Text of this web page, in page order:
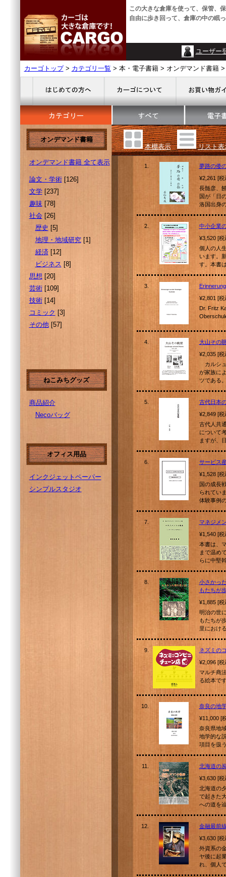
この大きな倉庫を使って、保管、
自由に歩き回って、倉庫の中の眠
ユーザー
カーゴトップ> カテゴリ一覧 > 本・電子書籍 > オンデマンド書籍
オンデマンド書籍
オンデマンド書籍 全て表示
論文・学術[126]
文学[237]
趣味[78]
社会[26]
歴史 [5]
地理・地域研究[1]
経済[12]
ビジネス [8]
思想 [20]
芸術[109]
技術[14]
コミック [3]
その他[57]
ねこみちグッズ
商品紹介
Necoバッグ
オフィス用品
インクジェットペーパー
シンプルスタジオ
本棚表示 リスト表
1.
夢路の倭
¥2,261 [
長髄彦、
国が「日
洛国出身
2.
中小企業
¥3,520 [
個人の人
います。
す。本書
3.
¥2,801 [
Dr. Fritz
4.
大山その
¥2,035 [
カルシュ
が家族に
ツである
5.
古代日本
¥2,849 [
古代人共
について
ますが、
6.
サービス
¥1,528 [
国の成長
られてい
体験事例
7.
マネジメ
¥1,540 [
本書は、
まで温め
らに中堅
8.
小さかっ
もたちが
¥1,885 [
明治の世
もたちが
里におけ
9.
ネズミの
¥2,096 [
マルチ商
る絵本で
10.
奈良の地
¥11,000 [
奈良県地
地学的な
項目を扱
11.
北海道の
¥3,630 [
北海道の
で起きた
への道を
12.
金融最前
¥3,630 [
外資系の
ヤ後に起
れ、個人